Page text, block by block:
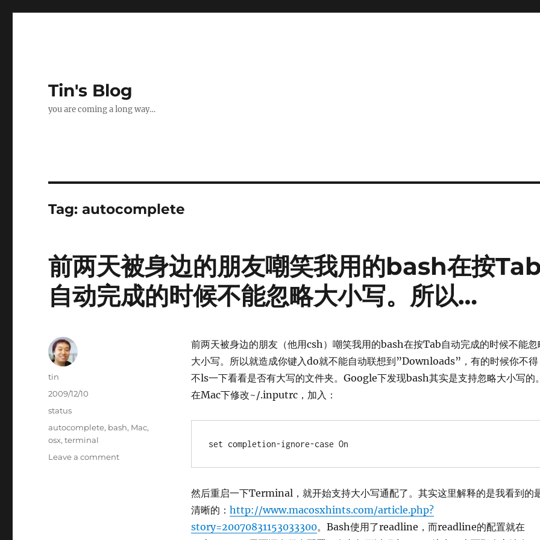
Tin's Blog
you are coming a long way…
Tag:autocomplete
前两天被身边的朋友嘲笑我用的bash在按
自动完成的时候不能忽略大小写。所以…
前两天被身边的朋友（他用csh）嘲笑我用的bash在按Tab自动完成的时候不能忽
大小写。所以就造成你键入do就不能自动联想到”Downloads”，有的时候你不得
不ls一下看看是否有大写的文件夹。Google下发现bash其实是支持忽略大小写的。
在Mac下修改~/.inputrc，加入：
set completion-ignore-case On
然后重启一下Terminal，就开始支持大小写通配了。其实这里解释的是我看到的
清晰的： http://www.macosxhints.com/article.php?
story=20070831153033300。Bash使用了readline，而readline的配置就在
Author
tin
Posted
2009/12/10
Categories
status
Tags
autocomplete, bash, Mac,
osx,terminal
Leave a commenton